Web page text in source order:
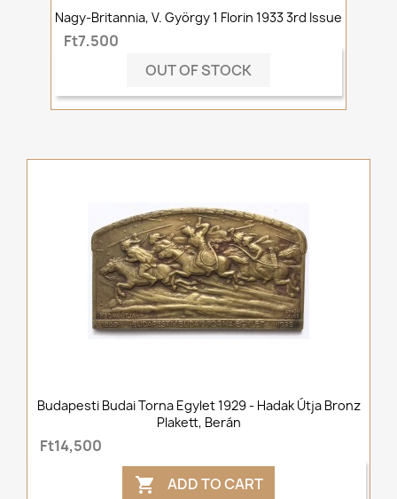
Nagy-Britannia, V. György 1 Florin 1933 3rd Issue
Ft7,500
OUT OF STOCK
Budapesti Budai Torna Egylet 1929 - Hadak Útja Bronz
Plakett, Berán
Ft14,500
 ADD TO CART